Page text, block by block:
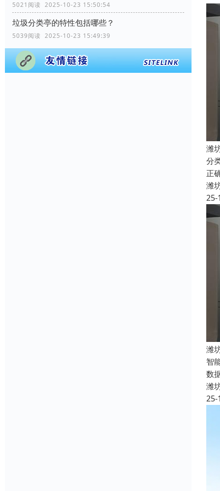
5021阅读 2025-10-23 15:50:54
垃圾分类亭的特性包括哪些？
5039阅读 2025-10-23 15:49:39
潍
分
正
潍
25-
潍
智
数
潍
25-